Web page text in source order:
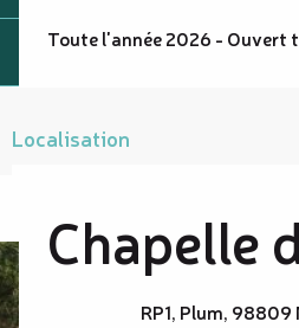
Toute l'année 2026 - Ouvert
Localisation
Chapelle
RP1, Plum,